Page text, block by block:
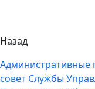
Назад
Административные
совет Службы